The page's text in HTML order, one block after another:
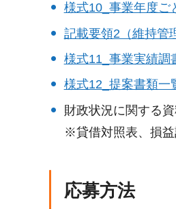
様式10_事業年度ご
記載要領2（維持管
様式11_事業実績調
様式12_提案書類一
財政状況に関する資
※貸借対照表、損
応募方法